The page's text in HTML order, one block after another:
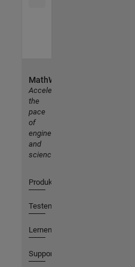
MathWorks
Accelerating
the
pace
of
engineering
and
science
Produkte
Testen oder Kaufen
Lernen
Support